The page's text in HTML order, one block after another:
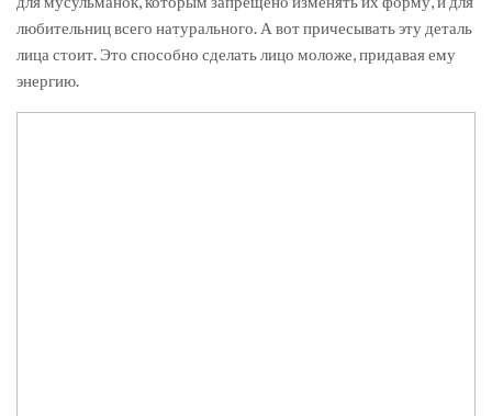
любительниц всего натурального. А вот причесывать эту деталь
лица стоит. Это способно сделать лицо моложе, придавая ему
энергию.